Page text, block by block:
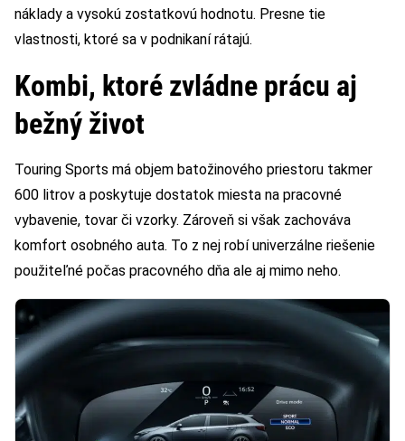
náklady a vysokú zostatkovú hodnotu. Presne tie
vlastnosti, ktoré sa v podnikaní rátajú.
Kombi, ktoré zvládne prácu aj
bežný život
Touring Sports má objem batožinového priestoru takmer
600 litrov a poskytuje dostatok miesta na pracovné
vybavenie, tovar či vzorky. Zároveň si však zachováva
komfort osobného auta. To z nej robí univerzálne riešenie
použiteľné počas pracovného dňa ale aj mimo neho.